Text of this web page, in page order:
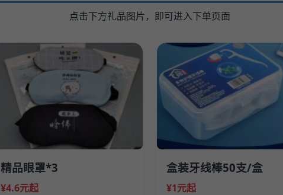
点击下方礼品图片，即可进入下单页面
精品眼罩*3
¥4.6元起
盒装牙线棒50支/盒
¥1元起